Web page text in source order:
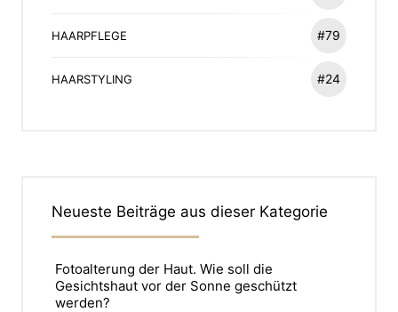
HAARPFLEGE #79
HAARSTYLING #24
Neueste Beiträge aus dieser Kategorie
Fotoalterung der Haut. Wie soll die
Gesichtshaut vor der Sonne geschützt
werden?